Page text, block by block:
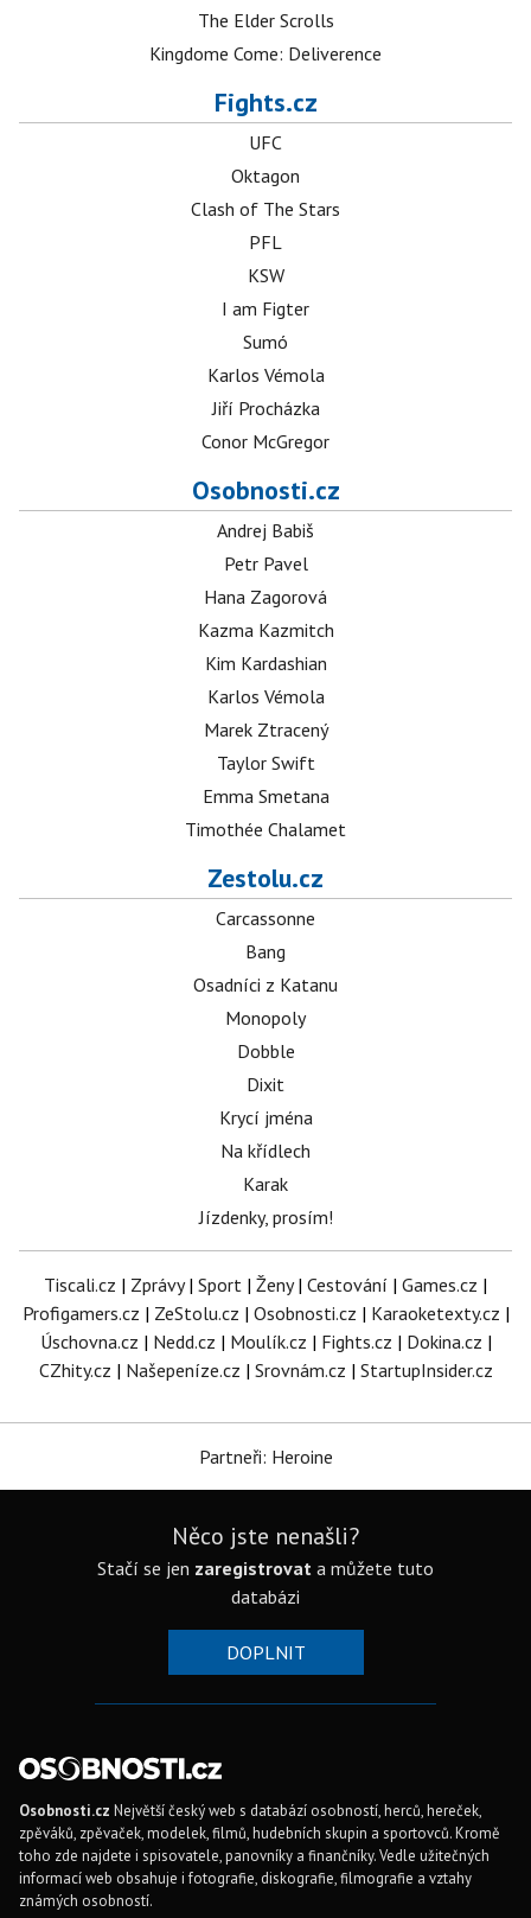
The Elder Scrolls
Kingdome Come: Deliverence
Fights.cz
UFC
Oktagon
Clash of The Stars
PFL
KSW
I am Figter
Sumó
Karlos Vémola
Jiří Procházka
Conor McGregor
Osobnosti.cz
Andrej Babiš
Petr Pavel
Hana Zagorová
Kazma Kazmitch
Kim Kardashian
Karlos Vémola
Marek Ztracený
Taylor Swift
Emma Smetana
Timothée Chalamet
Zestolu.cz
Carcassonne
Bang
Osadníci z Katanu
Monopoly
Dobble
Dixit
Krycí jména
Na křídlech
Karak
Jízdenky, prosím!
Tiscali.cz | Zprávy| Sport | Ženy| Cestování | Games.cz |
Profigamers.cz | ZeStolu.cz | Osobnosti.cz | Karaoketexty.cz |
Úschovna.cz | Nedd.cz | Moulík.cz | Fights.cz | Dokina.cz |
CZhity.cz | Našepeníze.cz | Srovnám.cz | StartupInsider.cz
Partneři: Heroine
Něco jste nenašli?
Stačí se jen zaregistrovat a můžete tuto
databázi
DOPLNIT
Osobnosti.cz Největší český web s databází osobností, herců, hereček,
zpěváků, zpěvaček, modelek, filmů, hudebních skupin a sportovců. Kromě
toho zde najdete i spisovatele, panovníky a finančníky. Vedle užitečných
informací web obsahuje i fotografie, diskografie, filmografie a vztahy
známých osobností.